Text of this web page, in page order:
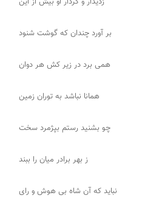
بر آورد چندان که گوشت شنود
همی برد در زیر کش هر دوان
همانا نباشد به توران زمین
چو بشنید رستم بپژمرد سخت
ز بهر برادر میان را ببند
نباید که آن شاه بی هوش و رای